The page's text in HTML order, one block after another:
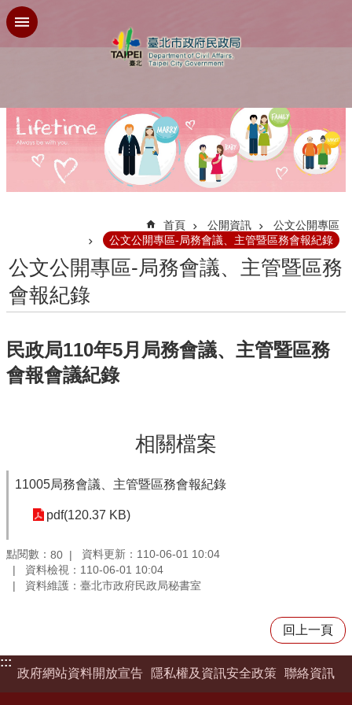
跳到主要內容區塊
首頁 公開資訊
公文公開專區
公文公開專區-局務會議、主管暨區務會報紀錄
公文公開專區-局務會議、主管暨區務
會報紀錄
民政局110年5月局務會議、主管暨區務
會報會議紀錄
相關檔案
11005局務會議、主管暨區務會報紀錄
pdf(120.37 KB)
點閱數： 80
資料更新：110-06-01 10:04
資料檢視：110-06-01 10:04
資料維護：臺北市政府民政局秘書室
回上一頁
:::
政府網站資料開放宣告
隱私權及資訊安全政策 聯絡資訊